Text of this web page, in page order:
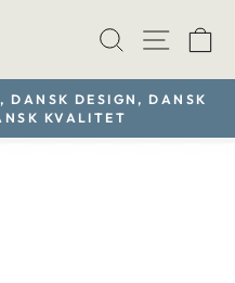
DANSK DESIGN, DANSK
KVALITET